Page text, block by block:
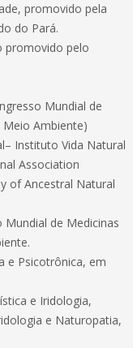
promovido pela
do Pará.
promovido pelo
Mundial de
Ambiente)
Instituto Vida Natural
Association
of Ancestral Natural
Mundial de Medicinas
e Psicotrônica, em
e Iridologia,
e Naturopatia,